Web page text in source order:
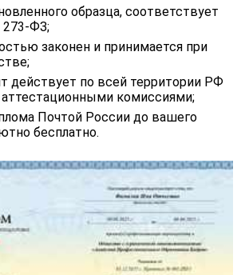
образца, соответствует
273-ФЗ;
законен и принимается при
действует по всей территории РФ
аттестационными комиссиями;
Почтой России до вашего
бесплатно.